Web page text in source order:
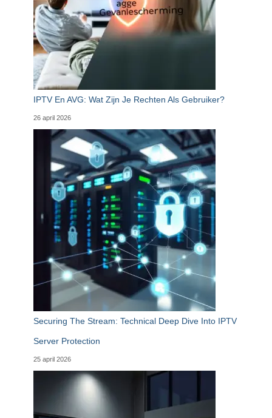
IPTV En AVG: Wat Zijn Je Rechten Als Gebruiker?
26 april 2026
Securing The Stream: Technical Deep Dive Into IPTV
Server Protection
25 april 2026